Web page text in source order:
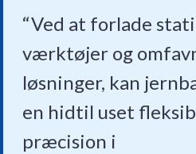
“Ved at forlade
værktøjer og
løsninger, kan
en hidtil uset
præcision i